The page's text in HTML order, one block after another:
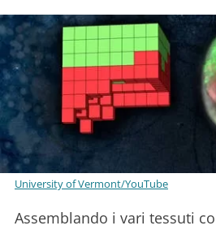
University of Vermont/YouTube
Assemblando i vari tessuti